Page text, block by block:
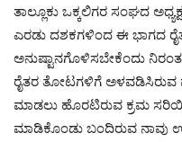
ತಾಲ್ಲೂಕು ಒಕ್ಕಲಿಗರ ಸಂಘದ
ಎರಡು ದಶಕಗಳಿಂದ ಈ ಭಾಗದ
ಅನುಷ್ಟಾನಗೊಳಿಸಬೇಕೆಂದು
ರೈತರ ತೋಟಗಳಿಗೆ ಅಳವಡಿಸಿರುವ
ಮಾಡಲು ಹೊರಟಿರುವ ಕ್ರಮ
ಮಾಡಿಕೊಂಡು ಬಂದಿರುವ ನಾವು